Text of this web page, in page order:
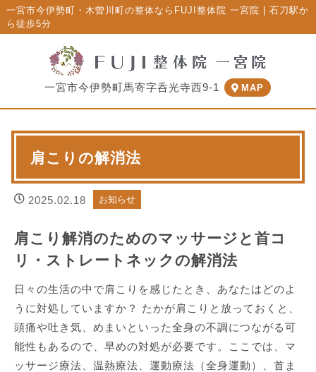
一宮市今伊勢町・木曽川町の整体ならFUJI整体院 一宮院 | 石刀駅か
ら徒歩5分
一宮市今伊勢町馬寄字呑光寺西9-1 MAP
肩こりの解消法
2025.02.18 お知らせ
肩こり解消のためのマッサージと首コ
リ・ストレートネックの解消法
日々の生活の中で肩こりを感じたとき、あなたはどのよ
うに対処していますか？ たかが肩こりと放っておくと、
頭痛や吐き気、めまいといった全身の不調につながる可
能性もあるので、早めの対処が必要です。ここでは、マ
ッサージ療法、温熱療法、運動療法（全身運動）、首ま